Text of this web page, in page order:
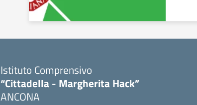
Istituto Comprensivo
“Cittadella - Margherita Hack”
ANCONA